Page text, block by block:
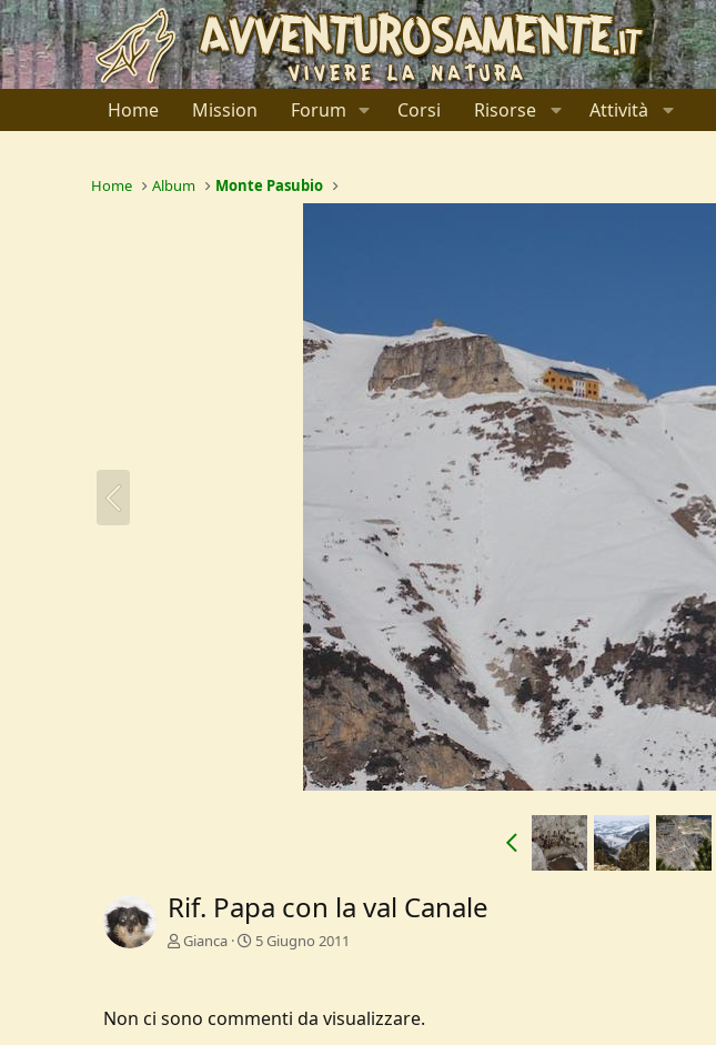
Home Mission Forum Corsi Risorse Attività
Home Album Monte Pasubio
Rif. Papa con la val Canale
Gianca 5 Giugno 2011
Non ci sono commenti da visualizzare.